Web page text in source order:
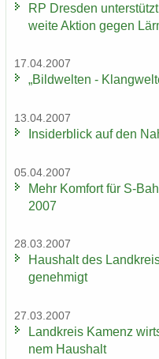
RP Dres­den
wei­te Ak­ti­on gegen
17.04.2007
„Bild­wel­ten -
13.04.2007
In­si­der­blick auf den
05.04.2007
Mehr Kom­fort für S-​
2007
28.03.2007
Haus­halt des
ge­neh­migt
27.03.2007
Land­kreis Ka­menz
nem Haus­halt